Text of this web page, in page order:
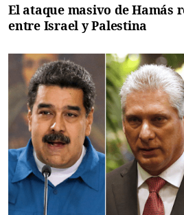
El ataque masivo de Hamás
entre Israel y Palestina